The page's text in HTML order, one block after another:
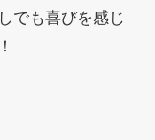
でも喜びを感じ